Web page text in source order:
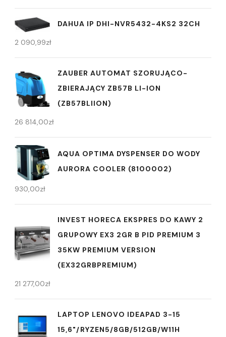
DAHUA IP DHI-NVR5432-4KS2 32CH
2 090,99zł
ZAUBER AUTOMAT SZORUJĄCO-
ZBIERAJĄCY ZB57B LI-ION
(ZB57BLIION)
26 814,00zł
AQUA OPTIMA DYSPENSER DO WODY
AURORA COOLER (8100002)
930,00zł
INVEST HORECA EKSPRES DO KAWY 2
GRUPOWY EX3 2GR B PID PREMIUM 3
35KW PREMIUM VERSION
(EX32GRBPREMIUM)
21 277,00zł
LAPTOP LENOVO IDEAPAD 3-15
15,6"/RYZEN5/8GB/512GB/W11H